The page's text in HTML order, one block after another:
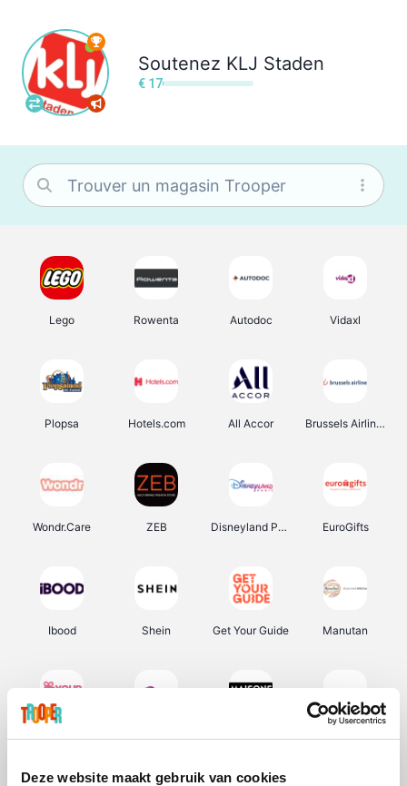
Deze website maakt gebruik van cookies
Soutenez KLJ Staden
€ 17
Lego Rowenta Autodoc Vidaxl
Plopsa Hotels.com All Accor Brussels Airlines
Wondr.Care ZEB Disneyland Paris EuroGifts
Ibood Shein Get Your Guide Manutan